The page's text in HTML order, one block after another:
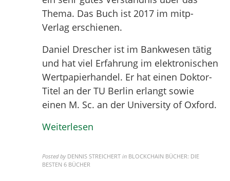
Thema. Das Buch ist 2017 im mitp-
Verlag erschienen.
Daniel Drescher ist im Bankwesen tätig
und hat viel Erfahrung im elektronischen
Wertpapierhandel. Er hat einen Doktor-
Titel an der TU Berlin erlangt sowie
einen M. Sc. an der University of Oxford.
Weiterlesen
Posted by DENNIS STREICHERT in BLOCKCHAIN BÜCHER: DIE
BESTEN 6 BÜCHER